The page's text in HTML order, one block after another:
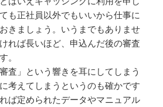
も正社員以外でもいいから仕事に
きましょう。いうまでもありませ
れば長いほど、申込んだ後の審査
。
査」という響きを耳にしてしまう
考えてしまうというのも確かです
ば定められたデータやマニュアル